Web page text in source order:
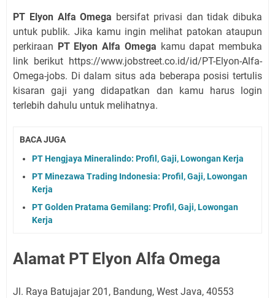
PT Elyon Alfa Omega bersifat privasi dan tidak dibuka
untuk publik. Jika kamu ingin melihat patokan ataupun
perkiraan PT Elyon Alfa Omega kamu dapat membuka
link berikut https://www.jobstreet.co.id/id/PT-Elyon-Alfa-
Omega-jobs. Di dalam situs ada beberapa posisi tertulis
kisaran gaji yang didapatkan dan kamu harus login
terlebih dahulu untuk melihatnya.
BACA JUGA
PT Hengjaya Mineralindo: Profil, Gaji, Lowongan Kerja
PT Minezawa Trading Indonesia: Profil, Gaji, Lowongan
Kerja
PT Golden Pratama Gemilang: Profil, Gaji, Lowongan
Kerja
Alamat PT Elyon Alfa Omega
Jl. Raya Batujajar 201, Bandung, West Java, 40553